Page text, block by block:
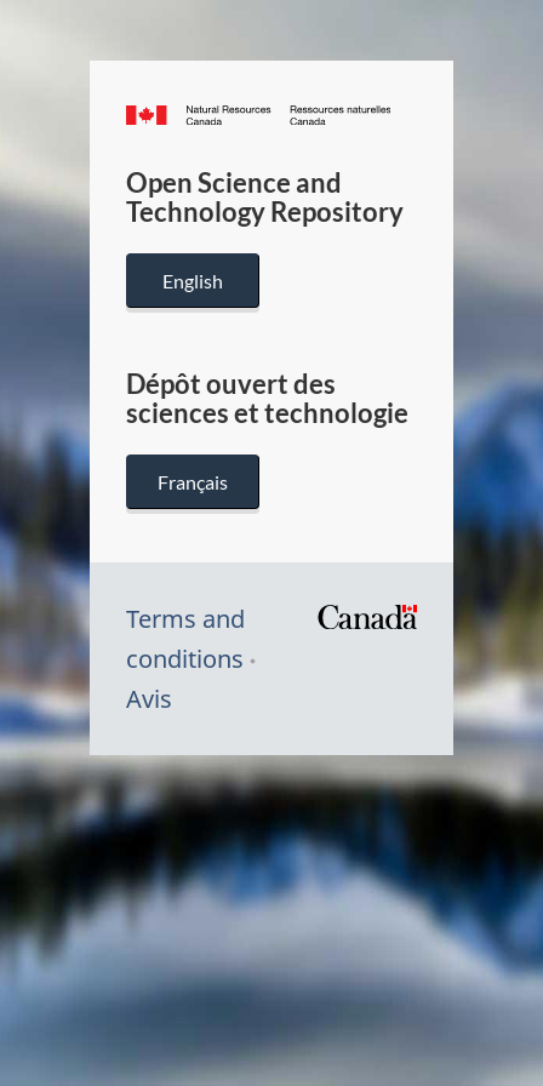
Canada.ca
/
Canada
Open Science and
Technology Repository
English
Dépôt ouvert des
sciences et technologie
Français
Terms and
conditions
Avis
Symbole
du
Canada